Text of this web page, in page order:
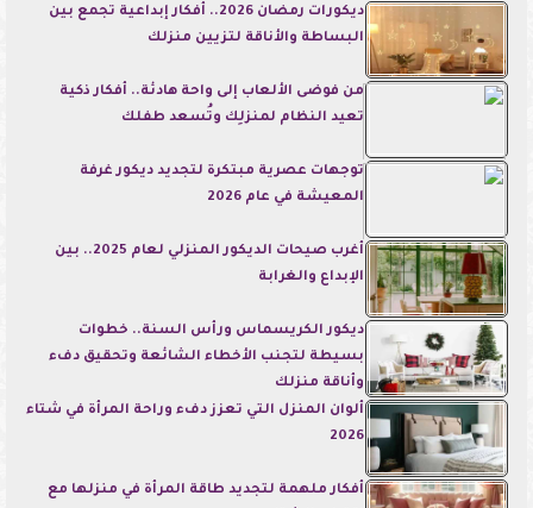
ديكورات رمضان 2026.. أفكار إبداعية تجمع بين
البساطة والأناقة لتزيين منزلك
من فوضى الألعاب إلى واحة هادئة.. أفكار ذكية
تعيد النظام لمنزلِك وتُسعد طفلك
توجهات عصرية مبتكرة لتجديد ديكور غرفة
المعيشة في عام 2026
أغرب صيحات الديكور المنزلي لعام 2025.. بين
الإبداع والغرابة
ديكور الكريسماس ورأس السنة.. خطوات
بسيطة لتجنب الأخطاء الشائعة وتحقيق دفء
وأناقة منزلك
ألوان المنزل التي تعزز دفء وراحة المرأة في شتاء
2026
أفكار ملهمة لتجديد طاقة المرأة في منزلها مع